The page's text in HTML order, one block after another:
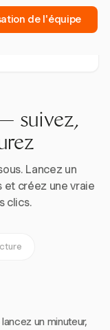
de l'équipe
suivez,
Lancez un
créez une vraie
clics.
un minuteur,